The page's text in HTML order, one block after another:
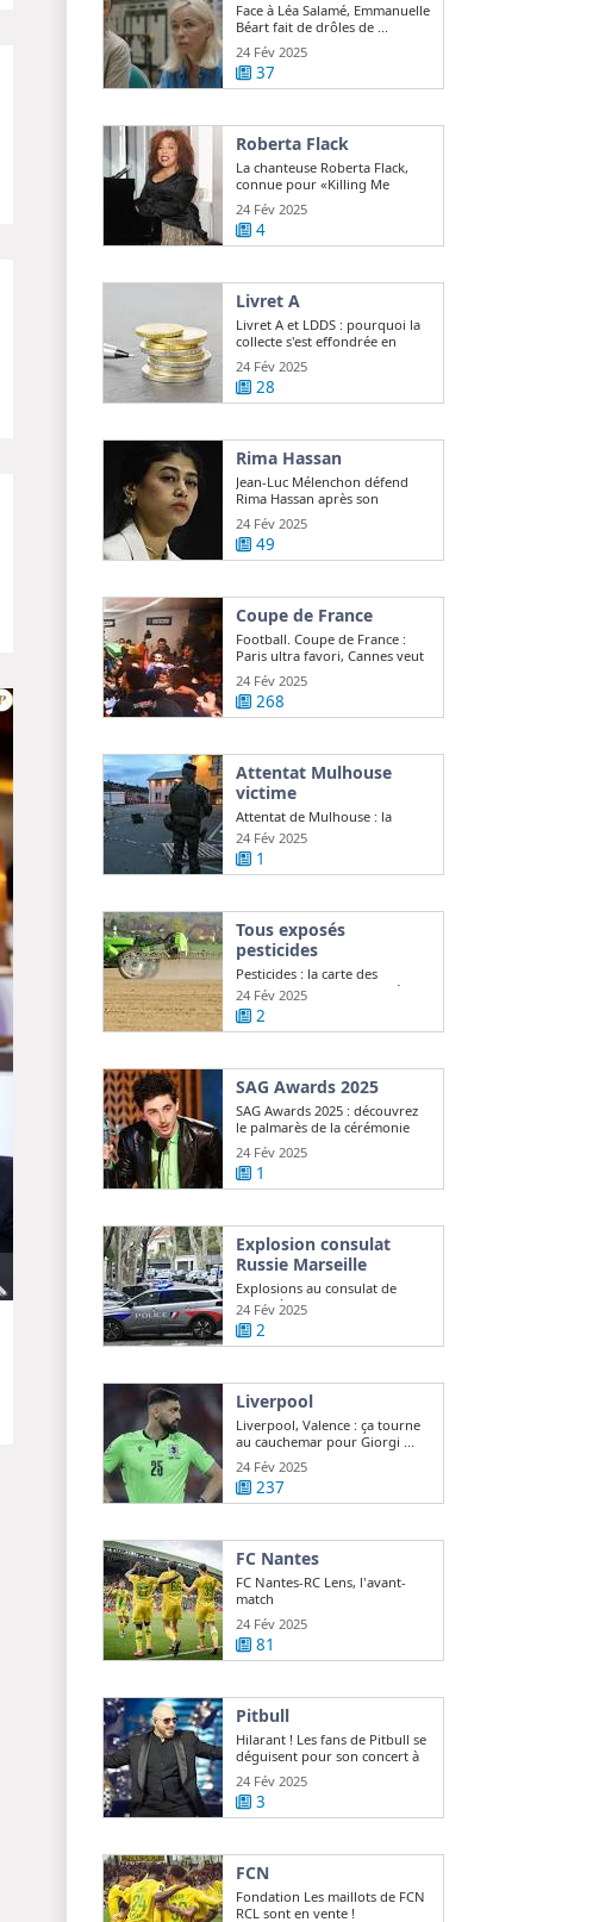
Face à Léa Salamé, Emmanuelle
Béart fait de drôles de ...
24 Fév 2025
37
Roberta Flack
La chanteuse Roberta Flack,
connue pour «Killing Me
Softly», est ...
24 Fév 2025
4
Livret A
Livret A et LDDS : pourquoi la
collecte s'est effondrée en
janvier ?
24 Fév 2025
28
Rima Hassan
Jean-Luc Mélenchon défend
Rima Hassan après son
expulsion d ...
24 Fév 2025
49
Coupe de France
Football. Coupe de France :
Paris ultra favori, Cannes veut
continuer ...
24 Fév 2025
268
Attentat Mulhouse
victime
Attentat de Mulhouse : la
victime, Lino Sousa Loureiro,
était "quelqu ...
24 Fév 2025
1
Tous exposés
pesticides
Pesticides : la carte des
communes les plus exposées
24 Fév 2025
2
SAG Awards 2025
SAG Awards 2025 : découvrez
le palmarès de la cérémonie
24 Fév 2025
1
Explosion consulat
Russie Marseille
Explosions au consulat de
Russie à Marseille, Moscou
demande ...
24 Fév 2025
2
Liverpool
Liverpool, Valence : ça tourne
au cauchemar pour Giorgi ...
24 Fév 2025
237
FC Nantes
FC Nantes-RC Lens, l'avant-
match
24 Fév 2025
81
Pitbull
Hilarant ! Les fans de Pitbull se
déguisent pour son concert à
Paris
24 Fév 2025
3
FCN
Fondation Les maillots de FCN
RCL sont en vente !